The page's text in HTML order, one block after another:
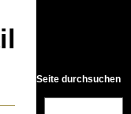
Seite durchsuchen